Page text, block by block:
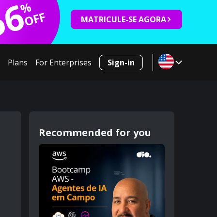
%
OFF MATRICULE-SE AGORA
Plans For Enterprises Sign-in
Recommended for you